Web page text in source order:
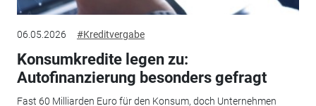
06.05.2026 #Kreditvergabe
Konsumkredite legen zu:
Autofinanzierung besonders gefragt
Fast 60 Milliarden Euro für den Konsum, doch Unternehmen